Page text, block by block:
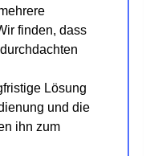
finden, dass
Lösung
und die
ihn zum